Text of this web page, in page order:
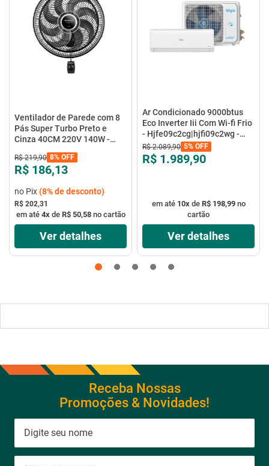
Ventilador de Parede com 8
Pás Super Turbo Preto e
Cinza 40CM 220V 140W -
R$ 219,90 8% OFF
R$ 186,13
no Pix(8%de desconto)
R$ 202,31
em até 4xde R$ 50,58no cartão
Ver detalhes
Ar Condicionado 9000btus
Eco Inverter Iii Com Wi-fi Frio
- Hjfe09c2cg|hjfi09c2wg -
Elgin
R$ 2.089,90 5% OFF
R$ 1.989,90
em até 10xde R$ 198,99no
cartão
Ver detalhes
Receba Nossas
Promoções & Novidades!